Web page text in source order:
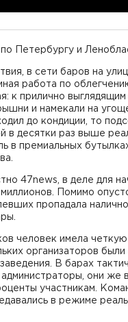
Петербургу и
в сети баров на
работа по
к прилично
и намекали на
до кондиции, то
в десятки раз выше
в премиальных
47news, в деле для
Помимо
пропадала
человек имела
организаторов
В барах
они же
участникам.
в режиме